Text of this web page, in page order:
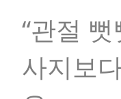
“관절
사지보